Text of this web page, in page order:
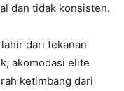
dan tidak konsisten.
dari tekanan
akomodasi elite
ketimbang dari